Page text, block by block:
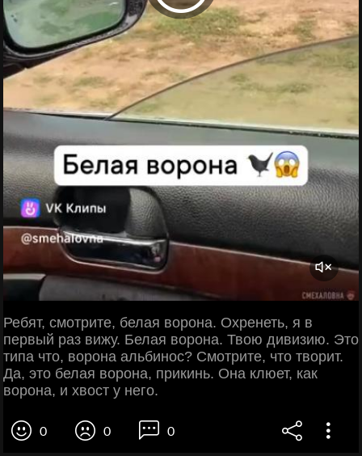
Ребят, смотрите, белая ворона. Охренеть, я в
первый раз вижу. Белая ворона. Твою дивизию. Это
типа что, ворона альбинос? Смотрите, что творит.
Да, это белая ворона, прикинь. Она клюет, как
ворона, и хвост у него.
0 0 0